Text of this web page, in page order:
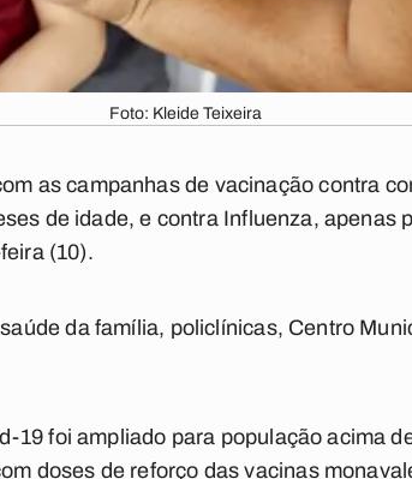
Foto: Kleide Teixeira
as campanhas de vacinação contra
de idade, e contra Influenza, apenas
(10).
da família, policlínicas, Centro
19 foi ampliado para população acima
doses de reforço das vacinas